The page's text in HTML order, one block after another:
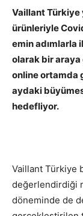
Vaillant
ürünleriyle
emin adımlarla
olarak bir araya
online ortamda
aydaki
hedefliyor.
Vaillant Türkiye
değerlendirdiği
döneminde de